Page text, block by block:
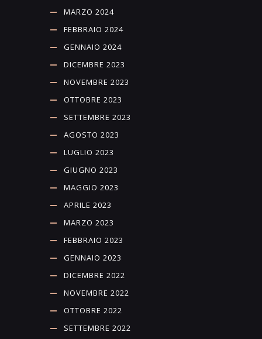
MARZO 2024
FEBBRAIO 2024
GENNAIO 2024
DICEMBRE 2023
NOVEMBRE 2023
OTTOBRE 2023
SETTEMBRE 2023
AGOSTO 2023
LUGLIO 2023
GIUGNO 2023
MAGGIO 2023
APRILE 2023
MARZO 2023
FEBBRAIO 2023
GENNAIO 2023
DICEMBRE 2022
NOVEMBRE 2022
OTTOBRE 2022
SETTEMBRE 2022